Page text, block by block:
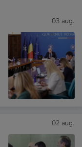
03 aug.
02 aug.